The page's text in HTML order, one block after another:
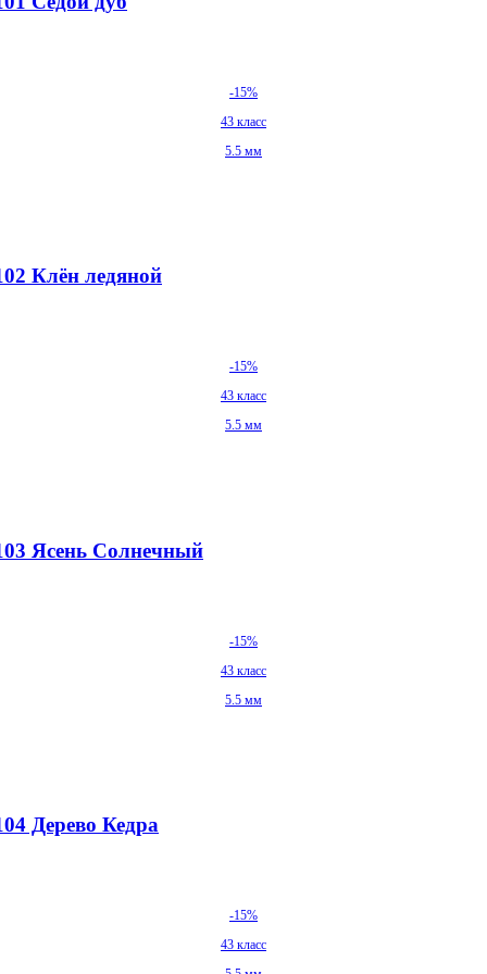
-15%
43 класс
5.5 мм
Клён ледяной
-15%
43 класс
5.5 мм
Ясень Солнечный
-15%
43 класс
5.5 мм
Дерево Кедра
-15%
43 класс